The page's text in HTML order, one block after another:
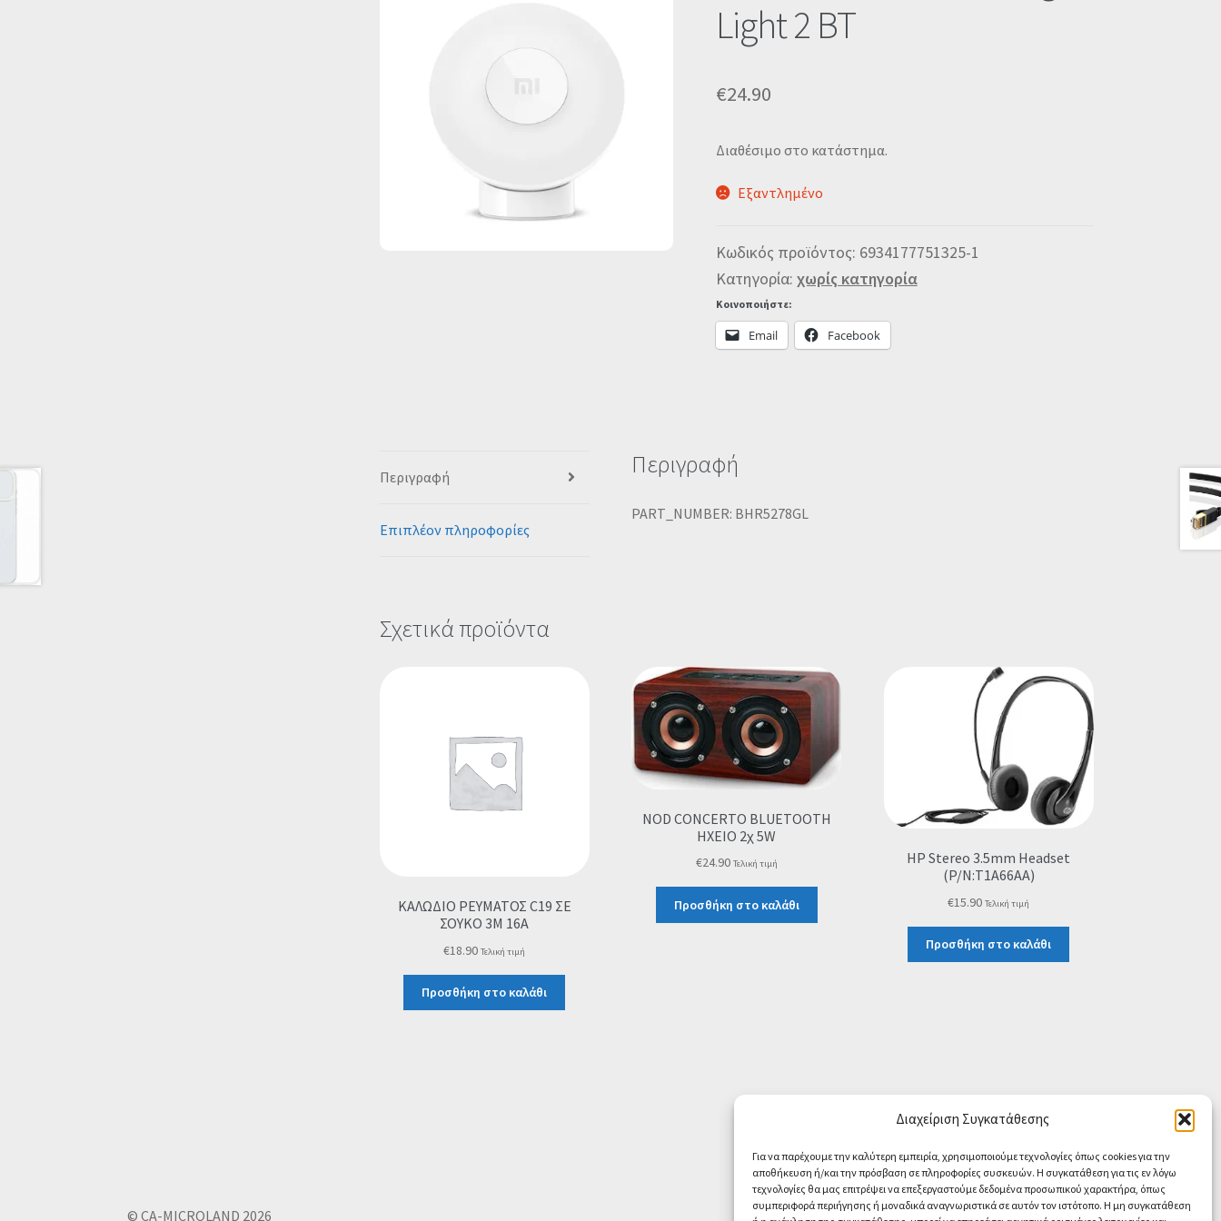
Διαχείριση Συγκατάθεσης
Για να παρέχουμε την καλύτερη εμπειρία, χρησιμοποιούμε τεχνολογίες όπως cookies για την
αποθήκευση ή/και την πρόσβαση σε πληροφορίες συσκευών. Η συγκατάθεση για τις εν λόγω
τεχνολογίες θα μας επιτρέψει να επεξεργαστούμε δεδομένα προσωπικού χαρακτήρα, όπως
συμπεριφορά περιήγησης ή μοναδικά αναγνωριστικά σε αυτόν τον ιστότοπο. Η μη συγκατάθεση
Light 2 BT
€24.90
Διαθέσιμο στο κατάστημα.
Εξαντλημένο
Κωδικός προϊόντος: 6934177751325-1
Κατηγορία: χωρίς κατηγορία
Κοινοποιήστε:
Email Facebook
Περιγραφή
Επιπλέον πληροφορίες
Περιγραφή
PART_NUMBER: BHR5278GL
Σχετικά προϊόντα
ΚΑΛΩΔΙΟ ΡΕΥΜΑΤΟΣ C19 ΣΕ
ΣΟΥΚΟ 3M 16A
€18.90 Τελική τιμή
Προσθήκη στο καλάθι
NOD CONCERTO BLUETOOTH
ΗΧΕΙΟ 2χ 5W
€24.90 Τελική τιμή
Προσθήκη στο καλάθι
HP Stereo 3.5mm Headset
(P/N:T1A66AA)
€15.90 Τελική τιμή
Προσθήκη στο καλάθι
© CA-MICROLAND 2026